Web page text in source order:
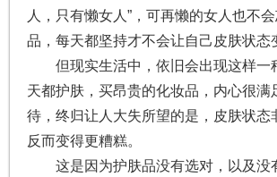
人，只有懒女人”，可再懒的女人也不
品，每天都坚持才不会让自己皮肤状态
但现实生活中，依旧会出现这样一
天都护肤，买昂贵的化妆品，内心很满
待，终归让人大失所望的是，皮肤状态
反而变得更糟糕。
这是因为护肤品没有选对，以及没